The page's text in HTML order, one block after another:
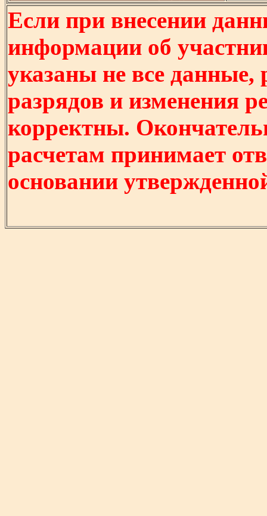
Если при внесении
информации об
указаны не все
разрядов и изменения
корректны.
расчетам принимает
основании